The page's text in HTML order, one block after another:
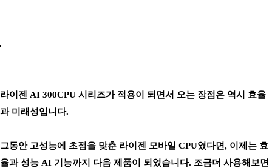
라이젠 AI 300CPU 시리즈가 적용이 되면서 오는 장점은 역시 효율
과 미래성입니다.
그동안 고성능에 초점을 맞춘 라이젠 모바일 CPU였다면, 이제는 효
율과 성능 AI 기능까지 다음 제품이 되었습니다. 조금더 사용해보면